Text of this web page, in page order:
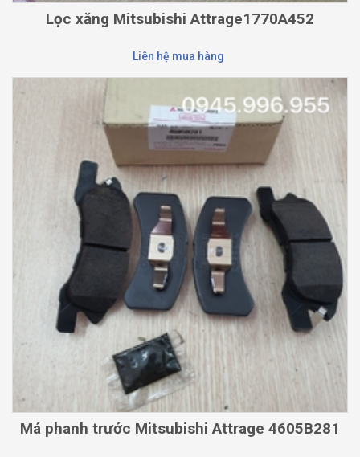
Lọc xăng Mitsubishi Attrage1770A452
Liên hệ mua hàng
Má phanh trước Mitsubishi Attrage 4605B281